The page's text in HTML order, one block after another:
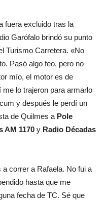
fuera excluido tras la
Garófalo brindó su punto
Turismo Carretera. «No
Pasó algo feo, pero no
mío, el motor es de
me lo trajeron para armarlo
y después le perdí un
de Quilmes a Pole
AM 1170 y Radio Décadas
correr a Rafaela. No fui a
hasta que me
fecha de TC. Sé que